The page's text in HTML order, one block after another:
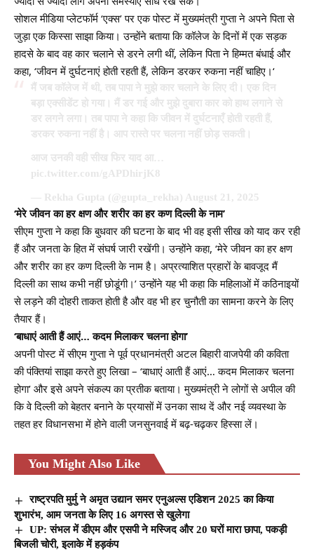
सोशल मीडिया प्लेटफॉर्म ‘एक्स’ पर एक पोस्ट में मुख्यमंत्री गुप्ता ने अपने पिता से
जुड़ा एक किस्सा साझा किया। उन्होंने बताया कि कॉलेज के दिनों में एक सड़क
हादसे के बाद वह कार चलाने से डरने लगी थीं, लेकिन पिता ने हिम्मत बंधाई और
कहा, ‘जीवन में दुर्घटनाएं होती रहती हैं, लेकिन डरकर रुकना नहीं चाहिए।‘
मैं जब कॉलेज में थी, तब पापा ने मुझे कार चलाने के लिए दी। एक दिन
बड़ा एक्सीडेंट हो गया। मैं डर गई और मुझे दुबारा कार को हाथ लगाने से
डर लगने लगा। तब पापा ने कहा कि जीवन में दुर्घटनाएँ होती रहती हैं,
डरकर रुकना नहीं है। आप रास्ते पर चलना नहीं छोड़ सकती।
आज उनकी वही सीख फिर याद आ…
pic.twitter.com/gAPDhirjK8
— Rekha Gupta (@gupta_rekha) August 21, 2025
‘मेरे जीवन का हर क्षण और शरीर का हर कण दिल्ली के नाम’
सीएम गुप्ता ने कहा कि बुधवार की घटना के बाद भी वह इसी सीख को याद कर रही
हैं और जनता के हित में संघर्ष जारी रखेंगी। उन्होंने कहा, ‘मेरे जीवन का हर क्षण
और शरीर का हर कण दिल्ली के नाम है। अप्रत्याशित प्रहारों के बावजूद मैं
दिल्ली का साथ कभी नहीं छोडूंगी।’ उन्होंने यह भी कहा कि महिलाओं में कठिनाइयों
से लड़ने की दोहरी ताकत होती है और वह भी हर चुनौती का सामना करने के लिए
तैयार हैं।
‘बाधाएं आती हैं आएं… कदम मिलाकर चलना होगा’
अपनी पोस्ट में सीएम गुप्ता ने पूर्व प्रधानमंत्री अटल बिहारी वाजपेयी की कविता
की पंक्तियां साझा करते हुए लिखा – ‘बाधाएं आती हैं आएं… कदम मिलाकर चलना
होगा’ और इसे अपने संकल्प का प्रतीक बताया। मुख्यमंत्री ने लोगों से अपील की
कि वे दिल्ली को बेहतर बनाने के प्रयासों में उनका साथ दें और नई व्यवस्था के
तहत हर विधानसभा में होने वाली जनसुनवाई में बढ़-चढ़कर हिस्सा लें।
You Might Also Like
राष्ट्रपति मुर्मु ने अमृत उद्यान समर एनुअल्स एडिशन 2025 का किया
शुभारंभ, आम जनता के लिए 16 अगस्त से खुलेगा
UP: संभल में डीएम और एसपी ने मस्जिद और 20 घरों मारा छापा, पकड़ी
बिजली चोरी, इलाके में हड़कंप